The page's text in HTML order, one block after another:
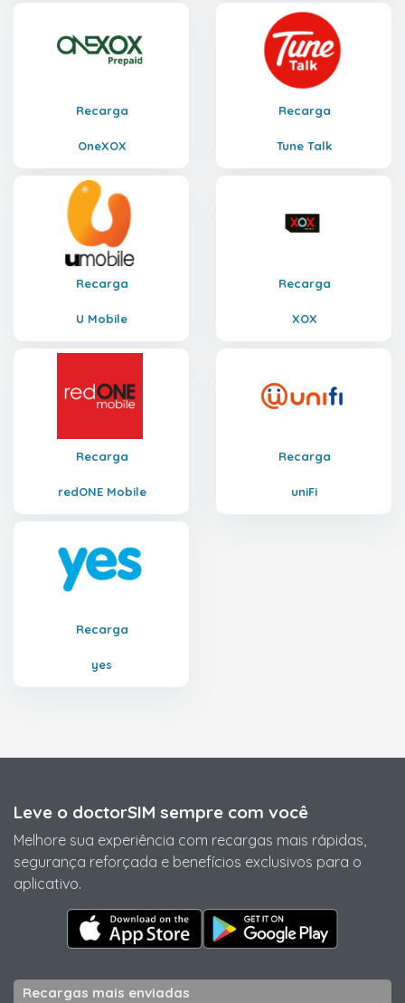
Recarga
OneXOX
Recarga
Tune Talk
Recarga
U Mobile
Recarga
XOX
Recarga
redONE Mobile
Recarga
uniFi
Recarga
yes
Leve o doctorSIM sempre com você
Melhore sua experiência com recargas mais rápidas,
segurança reforçada e benefícios exclusivos para o
aplicativo.
Recargas mais enviadas